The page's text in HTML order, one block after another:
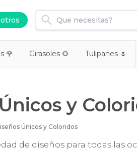
🌹 Girasoles 🌻 Tulipanes 🌷
y
Únicos y Coloridos
de diseños para todas las